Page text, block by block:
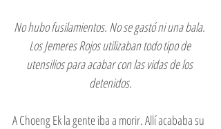
No hubo fusilamientos. No se gastó ni una bala.
Los Jemeres Rojos utilizaban todo tipo de
utensilios para acabar con las vidas de los
detenidos.
A Choeng Ek la gente iba a morir. Allí acababa su